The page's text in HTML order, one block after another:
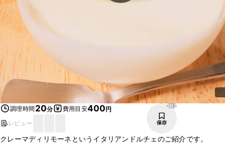
調理時間 20分 費用目安400円
レビュー
202
保存
クレーマディリモーネというイタリアンドルチェのご紹介です。